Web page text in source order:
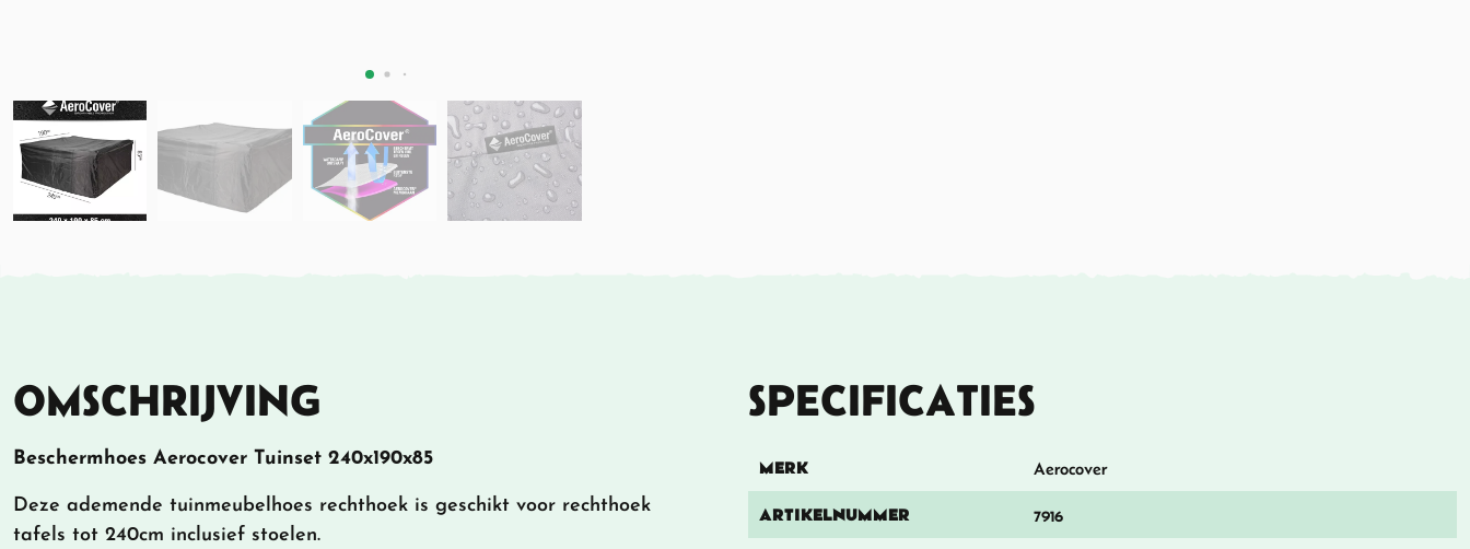
OMSCHRIJVING
Beschermhoes Aerocover Tuinset 240x190x85
Deze ademende tuinmeubelhoes rechthoek is geschikt voor rechthoek
tafels tot 240cm inclusief stoelen.
SPECIFICATIES
MERK Aerocover
ARTIKELNUMMER 7916